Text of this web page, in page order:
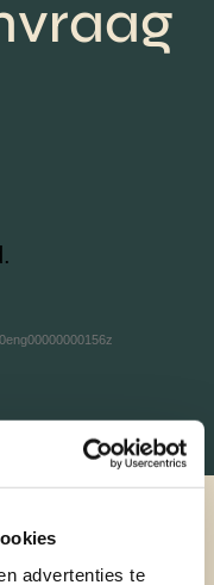
advertenties te